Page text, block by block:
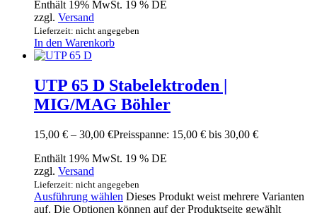
Enthält 19% MwSt. 19 % DE
zzgl. Versand
Lieferzeit: nicht angegeben
In den Warenkorb
UTP 65 D Stabelektroden |
MIG/MAG Böhler
15,00 € – 30,00 €Preisspanne: 15,00 € bis 30,00 €
Enthält 19% MwSt. 19 % DE
zzgl. Versand
Lieferzeit: nicht angegeben
Ausführung wählen Dieses Produkt weist mehrere Varianten
auf. Die Optionen können auf der Produktseite gewählt